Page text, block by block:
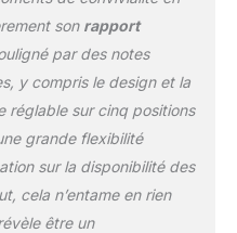
son rapport
par des notes
y compris le design et la
réglable sur cinq positions
grande flexibilité
sur la disponibilité des
cela n’entame en rien
être un